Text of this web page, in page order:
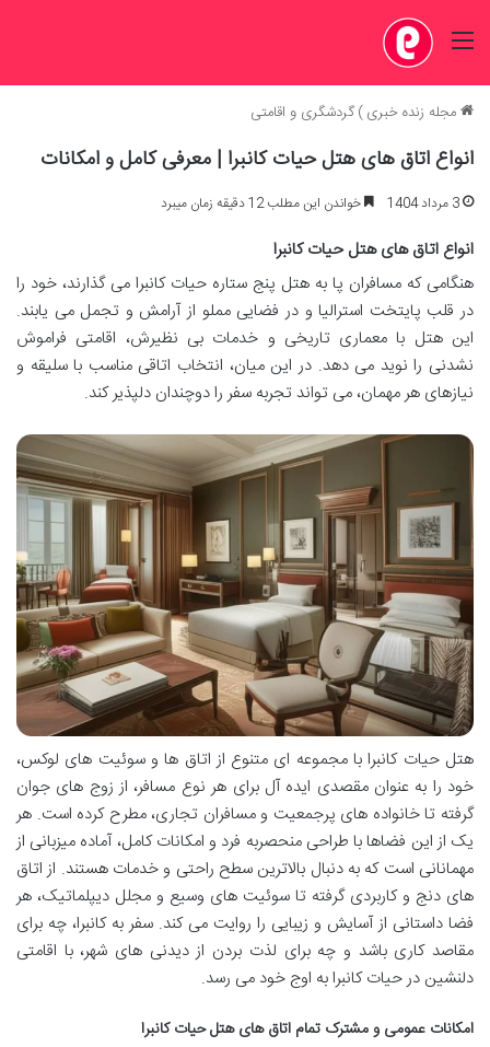
منو
مجله زنده خبری)گردشگری و اقامتی
انواع اتاق های هتل حیات کانبرا | معرفی کامل و امکانات
3 مرداد 1404 خواندن این مطلب 12 دقیقه زمان میبرد
انواع اتاق های هتل حیات کانبرا
هنگامی که مسافران پا به هتل پنج ستاره حیات کانبرا می گذارند، خود را
در قلب پایتخت استرالیا و در فضایی مملو از آرامش و تجمل می یابند.
این هتل با معماری تاریخی و خدمات بی نظیرش، اقامتی فراموش
نشدنی را نوید می دهد. در این میان، انتخاب اتاقی مناسب با سلیقه و
نیازهای هر مهمان، می تواند تجربه سفر را دوچندان دلپذیر کند.
هتل حیات کانبرا با مجموعه ای متنوع از اتاق ها و سوئیت های لوکس،
خود را به عنوان مقصدی ایده آل برای هر نوع مسافر، از زوج های جوان
گرفته تا خانواده های پرجمعیت و مسافران تجاری، مطرح کرده است. هر
یک از این فضاها با طراحی منحصربه فرد و امکانات کامل، آماده میزبانی از
مهمانانی است که به دنبال بالاترین سطح راحتی و خدمات هستند. از اتاق
های دنج و کاربردی گرفته تا سوئیت های وسیع و مجلل دیپلماتیک، هر
فضا داستانی از آسایش و زیبایی را روایت می کند. سفر به کانبرا، چه برای
مقاصد کاری باشد و چه برای لذت بردن از دیدنی های شهر، با اقامتی
دلنشین در حیات کانبرا به اوج خود می رسد.
امکانات عمومی و مشترک تمام اتاق های هتل حیات کانبرا